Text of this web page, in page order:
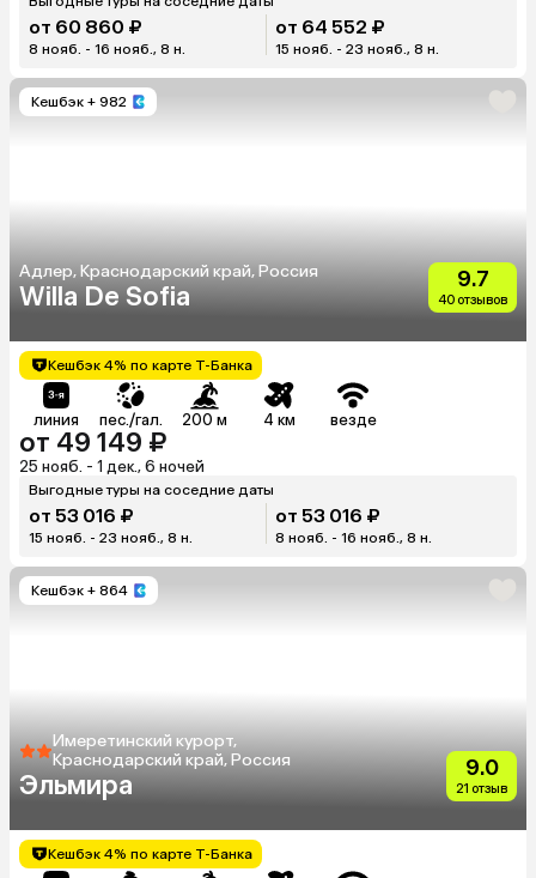
от 60 860 ₽
8 нояб. - 16 нояб., 8 н.
от 64 552 ₽
15 нояб. - 23 нояб., 8 н.
Кешбэк + 982
Адлер, Краснодарский край, Россия
Willa De Sofia
9.7
40 отзывов
Кешбэк 4% по карте Т-Банка
линия пес./гал. 200 м 4 км везде
от 49 149 ₽
25 нояб. - 1 дек., 6 ночей
Выгодные туры на соседние даты
от 53 016 ₽
15 нояб. - 23 нояб., 8 н.
от 53 016 ₽
8 нояб. - 16 нояб., 8 н.
Кешбэк + 864
Имеретинский курорт,
Краснодарский край, Россия
Эльмира
9.0
21 отзыв
Кешбэк 4% по карте Т-Банка